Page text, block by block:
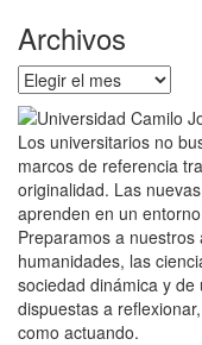
Archivos
Archivos
Los universitarios no
marcos de referencia
originalidad. Las
aprenden en un
Preparamos a
humanidades, las
sociedad dinámica y
dispuestas a
como actuando.